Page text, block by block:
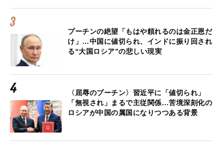
プーチンの絶望「もはや頼れるのは金正恩だ
け」…中国に値切られ、インドに振り回され
る“大国ロシア”の悲しい現実
〈屈辱のプーチン〉習近平に「値切られ」
「無視され」まるで主従関係…苦境深刻化の
ロシアが中国の属国になりつつある背景